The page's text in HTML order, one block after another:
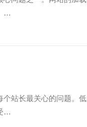
…
个站长最关心的问题。低
…